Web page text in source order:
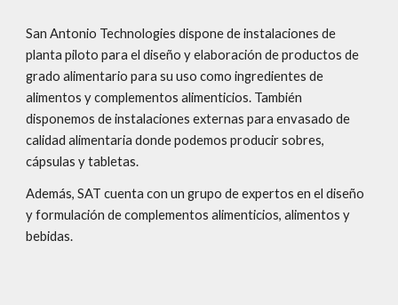
San Antonio Technologies dispone de instalaciones de
planta piloto para el diseño y elaboración de productos de
grado alimentario para su uso como ingredientes de
alimentos y complementos alimenticios. También
disponemos de instalaciones externas para envasado de
calidad alimentaria donde podemos producir sobres,
cápsulas y tabletas.
Además, SAT cuenta con un grupo de expertos en el diseño
y formulación de complementos alimenticios, alimentos y
bebidas.